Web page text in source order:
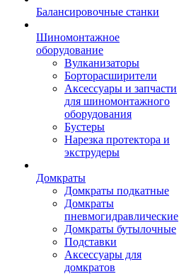
Балансировочные станки
Шиномонтажное
оборудование
Вулканизаторы
Борторасширители
Аксессуары и запчасти
для шиномонтажного
оборудования
Бустеры
Нарезка протектора и
экструдеры
Домкраты
Домкраты подкатные
Домкраты
пневмогидравлические
Домкраты бутылочные
Подставки
Аксессуары для
домкратов